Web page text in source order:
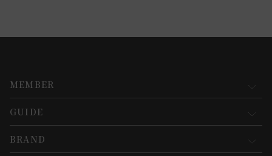
MEMBER
マイページ
新規会員登録
GUIDE
お買い物ガイド
BRAND